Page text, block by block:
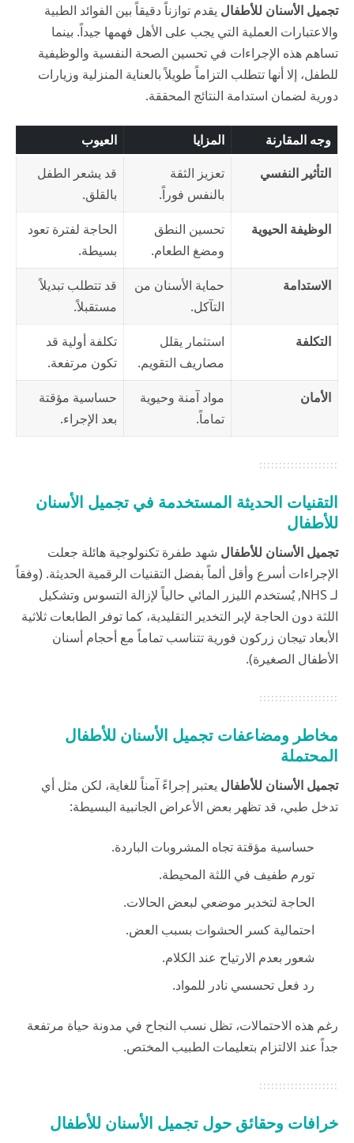
تجميل الأسنان للأطفال يقدم توازناً دقيقاً بين الفوائد الطبية
والاعتبارات العملية التي يجب على الأهل فهمها جيداً. بينما
تساهم هذه الإجراءات في تحسين الصحة النفسية والوظيفية
للطفل، إلا أنها تتطلب التزاماً طويلاً بالعناية المنزلية وزيارات
دورية لضمان استدامة النتائج المحققة.
وجه المقارنة المزايا
العيوب
التأثير النفسي
تعزيز الثقة
بالنفس فوراً.
قد يشعر الطفل
بالقلق.
الوظيفة الحيوية
تحسين النطق
ومضغ الطعام.
الحاجة لفترة تعود
بسيطة.
الاستدامة
حماية الأسنان من
التآكل.
قد تتطلب تبديلاً
مستقبلاً.
التكلفة
استثمار يقلل
مصاريف التقويم.
تكلفة أولية قد
تكون مرتفعة.
الأمان
مواد آمنة وحيوية
تماماً.
حساسية مؤقتة
بعد الإجراء.
التقنيات الحديثة المستخدمة في تجميل الأسنان
للأطفال
تجميل الأسنان للأطفال شهد طفرة تكنولوجية هائلة جعلت
الإجراءات أسرع وأقل ألماً بفضل التقنيات الرقمية الحديثة. (وفقاً
لـNHS, يُستخدم الليزر المائي حالياً لإزالة التسوس وتشكيل
اللثة دون الحاجة لإبر التخدير التقليدية، كما توفر الطابعات ثلاثية
الأبعاد تيجان زركون فورية تتناسب تماماً مع أحجام أسنان
الأطفال الصغيرة).
مخاطر ومضاعفات تجميل الأسنان للأطفال
المحتملة
تجميل الأسنان للأطفال يعتبر إجراءً آمناً للغاية، لكن مثل أي
تدخل طبي، قد تظهر بعض الأعراض الجانبية البسيطة:
حساسية مؤقتة تجاه المشروبات الباردة.
تورم طفيف في اللثة المحيطة.
الحاجة لتخدير موضعي لبعض الحالات.
احتمالية كسر الحشوات بسبب العض.
شعور بعدم الارتياح عند الكلام.
رد فعل تحسسي نادر للمواد.
رغم هذه الاحتمالات، تظل نسب النجاح في مدونة حياة مرتفعة
جداً عند الالتزام بتعليمات الطبيب المختص.
خرافات وحقائق حول تجميل الأسنان للأطفال